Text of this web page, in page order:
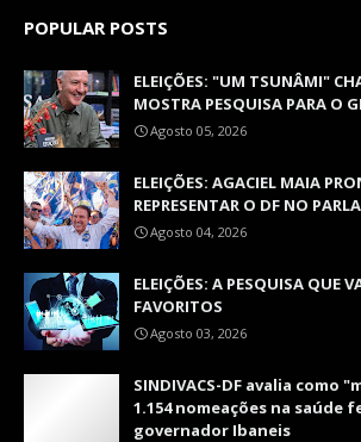
POPULAR POSTS
ELEIÇÕES: "UM TSUNÂMI"
MOSTRA PESQUISA PARA O
Agosto 05, 2026
ELEIÇÕES: AGACIEL MAIA
REPRESENTAR O DF NO
Agosto 04, 2026
ELEIÇÕES: A PESQUISA QUE
FAVORITOS
Agosto 03, 2026
SINDIVACS-DF avalia como
1.154 nomeações na saúde
governador Ibaneis